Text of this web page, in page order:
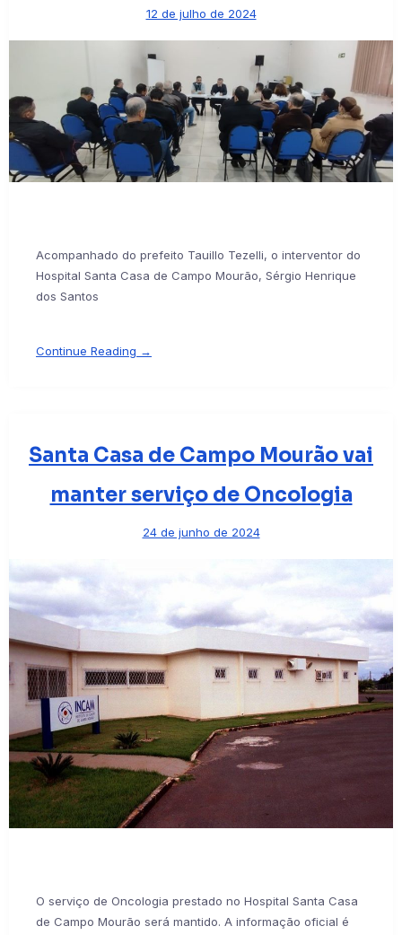
12 de julho de 2024
Acompanhado do prefeito Tauillo Tezelli, o interventor do
Hospital Santa Casa de Campo Mourão, Sérgio Henrique
dos Santos
Continue Reading →
Santa Casa de Campo Mourão vai
manter serviço de Oncologia
24 de junho de 2024
O serviço de Oncologia prestado no Hospital Santa Casa
de Campo Mourão será mantido. A informação oficial é